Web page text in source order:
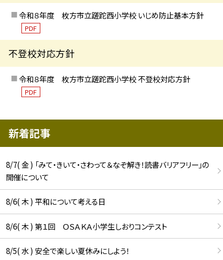
令和８年度 枚方市立蹉跎西小学校 いじめ防止基本方針
PDF
不登校対応方針
令和８年度 枚方市立蹉跎西小学校 不登校対応方針
PDF
新着記事
8/7( 金 ) 「みて・きいて・さわって＆なぞ解き！読書バリアフリー」の
開催について
8/6( 木 ) 平和について考える日
8/6( 木 ) 第１回 ＯＳＡＫＡ小学生しおりコンテスト
8/5( 水 ) 安全で楽しい夏休みにしよう！